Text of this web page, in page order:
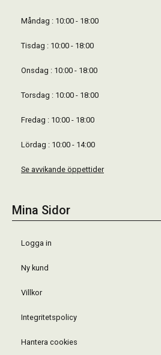
Måndag : 10:00 - 18:00
Tisdag : 10:00 - 18:00
Onsdag : 10:00 - 18:00
Torsdag : 10:00 - 18:00
Fredag : 10:00 - 18:00
Lördag : 10:00 - 14:00
Se avvikande öppettider
Mina Sidor
Logga in
Ny kund
Villkor
Integritetspolicy
Hantera cookies